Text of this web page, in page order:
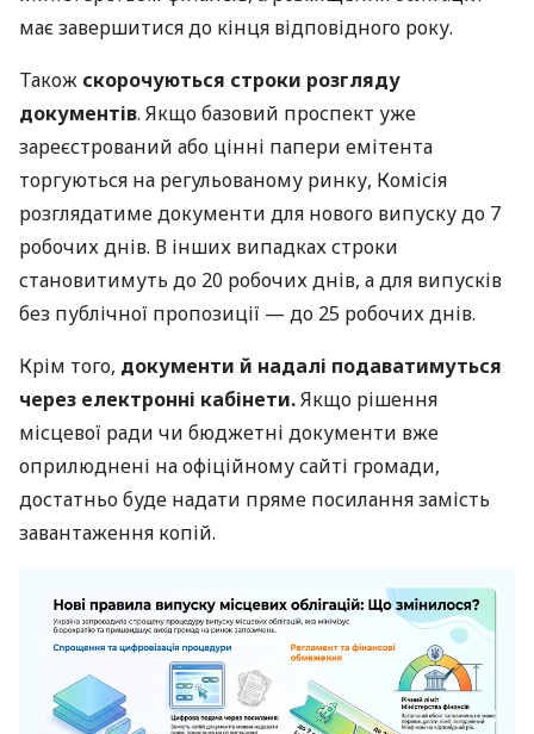
має завершитися до кінця відповідного року.
Також скорочуються строки розгляду
документів. Якщо базовий проспект уже
зареєстрований або цінні папери емітента
торгуються на регульованому ринку, Комісія
розглядатиме документи для нового випуску до 7
робочих днів. В інших випадках строки
становитимуть до 20 робочих днів, а для випусків
без публічної пропозиції — до 25 робочих днів.
Крім того, документи й надалі подаватимуться
через електронні кабінети.Якщо рішення
місцевої ради чи бюджетні документи вже
оприлюднені на офіційному сайті громади,
достатньо буде надати пряме посилання замість
завантаження копій.